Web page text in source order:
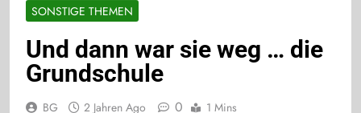
SONSTIGE THEMEN
Und dann war sie weg … die
Grundschule
BG 2 Jahren Ago 0 1 Mins